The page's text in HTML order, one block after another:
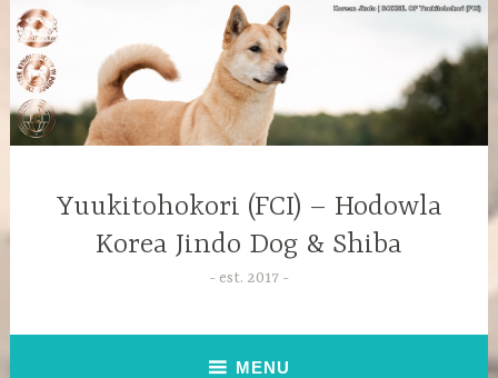
Yuukitohokori (FCI) – Hodowla
Korea Jindo Dog & Shiba
est. 2017
MENU